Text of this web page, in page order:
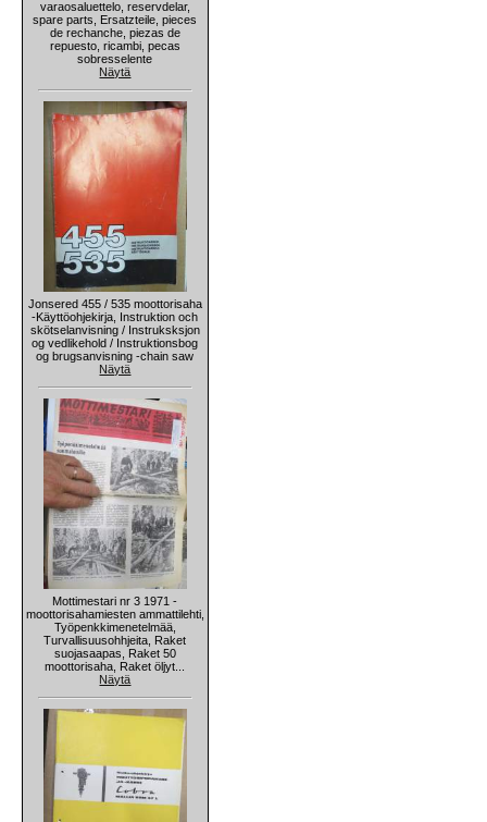
varaosaluettelo, reservdelar,
spare parts, Ersatzteile, pieces
de rechanche, piezas de
repuesto, ricambi, pecas
sobresselente
Näytä
Jonsered 455 / 535 moottorisaha
-Käyttöohjekirja, Instruktion och
skötselanvisning / Instruksksjon
og vedlikehold / Instruktionsbog
og brugsanvisning -chain saw
Näytä
Mottimestari nr 3 1971 -
moottorisahamiesten ammattilehti,
Työpenkkimenetelmää,
Turvallisuusohhjeita, Raket
suojasaapas, Raket 50
moottorisaha, Raket öljyt...
Näytä